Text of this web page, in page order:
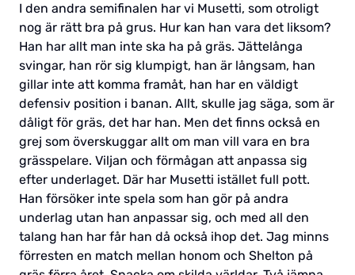
I den andra semifinalen har vi Musetti, som otroligt
nog är rätt bra på grus. Hur kan han vara det liksom?
Han har allt man inte ska ha på gräs. Jättelånga
svingar, han rör sig klumpigt, han är långsam, han
gillar inte att komma framåt, han har en väldigt
defensiv position i banan. Allt, skulle jag säga, som är
dåligt för gräs, det har han. Men det finns också en
grej som överskuggar allt om man vill vara en bra
grässpelare. Viljan och förmågan att anpassa sig
efter underlaget. Där har Musetti istället full pott.
Han försöker inte spela som han gör på andra
underlag utan han anpassar sig, och med all den
talang han har får han då också ihop det. Jag minns
förresten en match mellan honom och Shelton på